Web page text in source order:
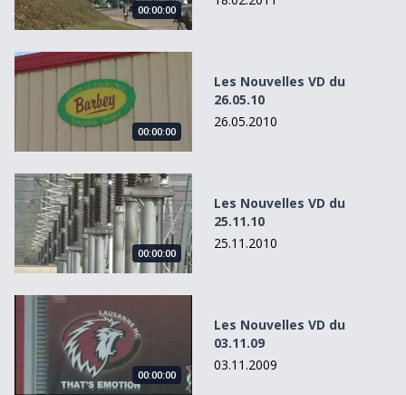
00:00:00
Les Nouvelles VD du 26.05.10
00:00:00
Les Nouvelles VD du
26.05.10
26.05.2010
Les Nouvelles VD du 25.11.10
00:00:00
Les Nouvelles VD du
25.11.10
25.11.2010
Les Nouvelles VD du 03.11.09
00:00:00
Les Nouvelles VD du
03.11.09
03.11.2009